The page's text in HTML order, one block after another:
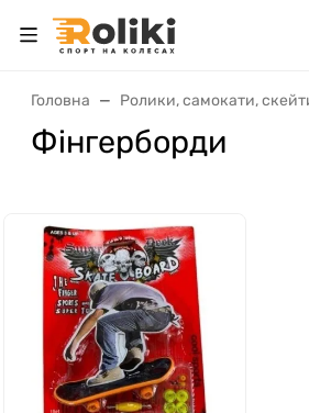
Головна Ролики, самокати,
Фінгерборди